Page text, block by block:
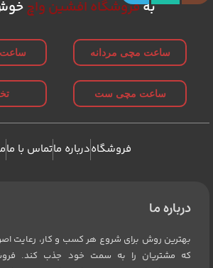
بهفروشگاه افشین واچ
ساعت مچی مردانه ساعت
ساعت مچی ست
فروشگاهدرباره ماتماس با ما
درباره ما
بهترین روش برای شروع هر کسب و کار، رعایت
که مشتریان را به سمت خود جذب کند.